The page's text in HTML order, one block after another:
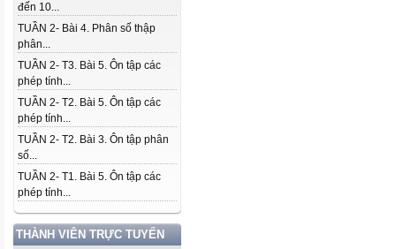
đến 10...
TUẦN 2- Bài 4. Phân số thập
phân...
TUẦN 2- T3. Bài 5. Ôn tập các
phép tính...
TUẦN 2- T2. Bài 5. Ôn tập các
phép tính...
TUẦN 2- T2. Bài 3. Ôn tập phân
số...
TUẦN 2- T1. Bài 5. Ôn tập các
phép tính...
THÀNH VIÊN TRỰC TUYẾN